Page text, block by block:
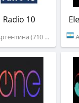
Radio 10
(710 AM)